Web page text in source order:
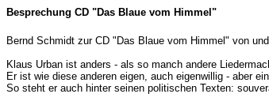
Besprechung CD "Das Blaue vom Himmel"
Bernd Schmidt zur CD "Das Blaue vom Himmel" von
Klaus Urban ist anders - als so manch andere
Er ist wie diese anderen eigen, auch eigenwillig - aber
So steht er auch hinter seinen politischen Texten: